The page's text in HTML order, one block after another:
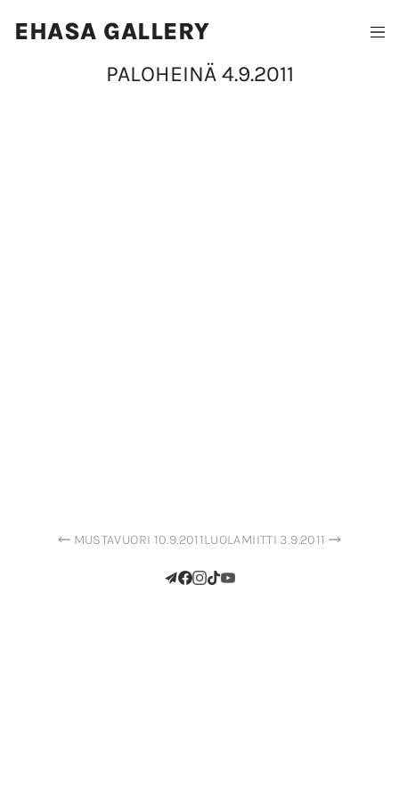
EHASA GALLERY
PALOHEINÄ 4.9.2011
MUSTAVUORI 10.9.2011LUOLAMIITTI 3.9.2011